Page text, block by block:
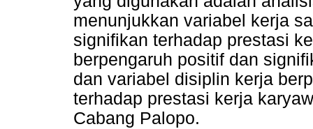
menunjukkan variabel kerja
signifikan terhadap prestasi
berpengaruh positif dan
dan variabel disiplin kerja
terhadap prestasi kerja
Cabang Palopo.